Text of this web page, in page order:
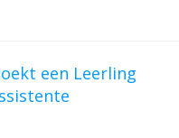
een Leerling